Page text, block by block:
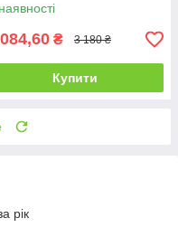
₴ 3 180 ₴
Купити
рік